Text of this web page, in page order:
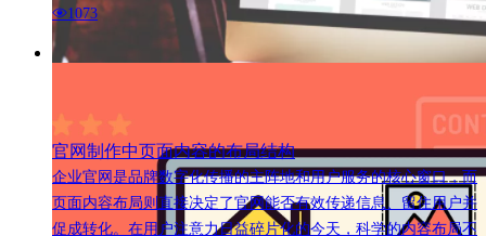
1073
官网制作中页面内容的布局结构
企业官网是品牌数字化传播的主阵地和用户服务的核心窗口，而
页面内容布局则直接决定了官网能否有效传递信息、留住用户并
促成转化。在用户注意力日益碎片化的今天，科学的内容布局不